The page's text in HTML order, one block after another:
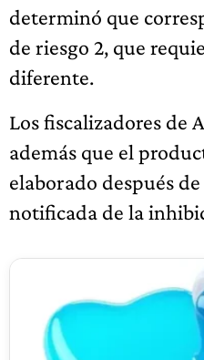
determinó que
de riesgo 2, que
diferente.
Los fiscalizadores de
además que el
elaborado después
notificada de la